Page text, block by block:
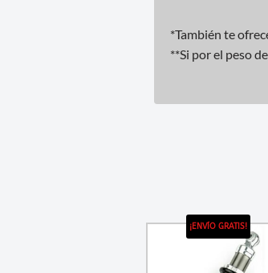
*También te
**Si por el peso
¡ENVÍO GRATIS!